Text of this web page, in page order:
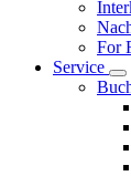
For
Service